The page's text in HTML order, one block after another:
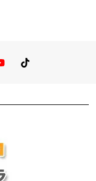
You TubeTikTok